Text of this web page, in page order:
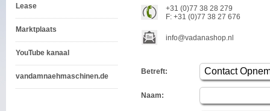
Lease
Marktplaats
YouTube kanaal
vandamnaehmaschinen.de
+31 (0)77 38 28 279
F: +31 (0)77 38 27 676
info@vadanashop.nl
Betreft:
Naam: